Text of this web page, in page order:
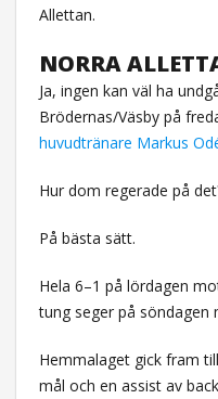
Allettan.
NORRA
Ja, ingen kan väl ha
Brödernas/Väsby på
huvudtränare Markus
Hur dom regerade på
På bästa sätt.
Hela 6–1 på lördagen
tung seger på söndagen
Hemmalaget gick fram
mål och en assist av